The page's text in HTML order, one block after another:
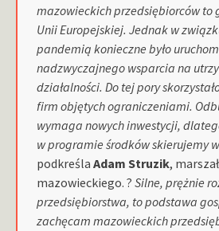
mazowieckich przedsiębiorców to
Unii Europejskiej. Jednak w
pandemią konieczne było
nadzwyczajnego wsparcia na
działalności. Do tej pory
firm objętych ograniczeniami.
wymaga nowych inwestycji,
w programie środków skierujemy
podkreśla Adam Struzik,
mazowieckiego. ? Silne, prężnie
przedsiębiorstwa, to podstawa
zachęcam mazowieckich